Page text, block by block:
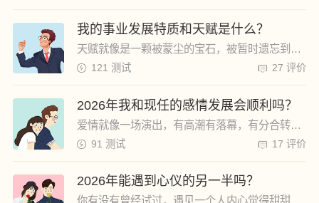
我的事业发展特质和天赋是什么？
天赋就像是一颗被蒙尘的宝石，被暂时遗忘到角落，等你去发掘！只要找到合适的路径，在日常生活中发现“蛛丝马迹”，就能够找到打开天赋大门的钥匙。其实每个人都带着成为天才的潜力来到这个世上，好好利用自己的潜质，才能成就一番事业。
121 测试 27 评价
2026年我和现任的感情发展会顺利吗？
爱情就像一场演出，有高潮有落幕，有分合转折。美满的爱情是将陌生慢慢转变为信任，由新鲜感变成熟悉感，从爱人变成家人，但是也有许多失败的爱情，不懂理解对方，没有沟通和新鲜感后变得冷淡。热恋之后你的爱情会如何发展？2024年你的恋情会有什么变化？
91 测试 17 评价
2026年能遇到心仪的另一半吗？